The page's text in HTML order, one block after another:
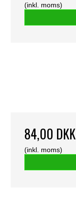
(inkl. moms)
84,00 DKK
(inkl. moms)